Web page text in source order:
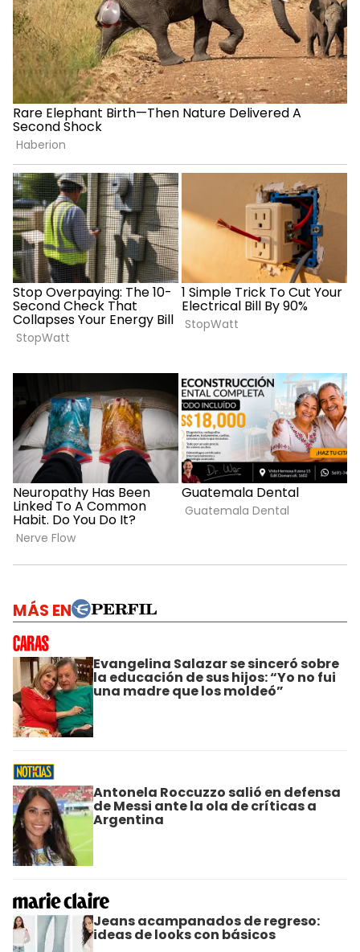
MÁS EN
Evangelina Salazar se sinceró sobre
la educación de sus hijos: “Yo no fui
una madre que los moldeó”
Antonela Roccuzzo salió en defensa
de Messi ante la ola de críticas a
Argentina
Jeans acampanados de regreso:
ideas de looks con básicos